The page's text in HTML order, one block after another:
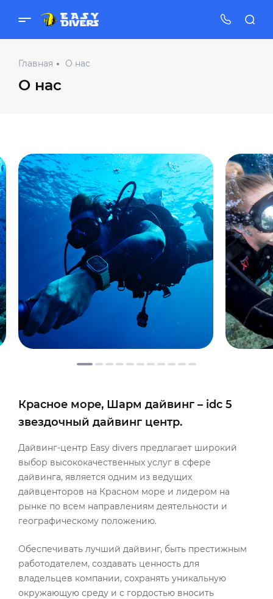
Главная О нас
О нас
Красное море, Шарм дайвинг – idc 5
звездочный дайвинг центр.
Дайвинг-центр Easy divers предлагает широкий
выбор высококачественных услуг в сфере
дайвинга, является одним из ведущих
дайвценторов на Красном море и лидером на
рынке по всем направлениям деятельности и
географическому положению.
Обеспечивать лучший дайвинг, быть престижным
работодателем, создавать ценность для
владельцев компании, сохранять уникальную
окружающую среду и с гордостью вносить